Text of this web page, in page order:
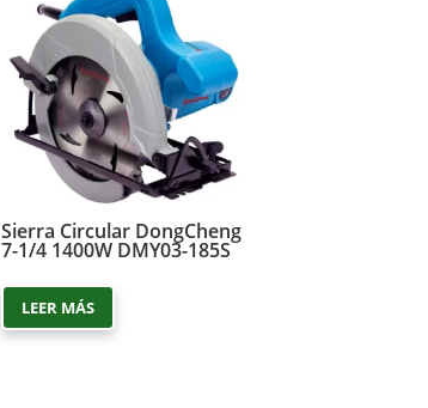
Sierra Circular DongCheng
7-1/4 1400W DMY03-185S
LEER MÁS